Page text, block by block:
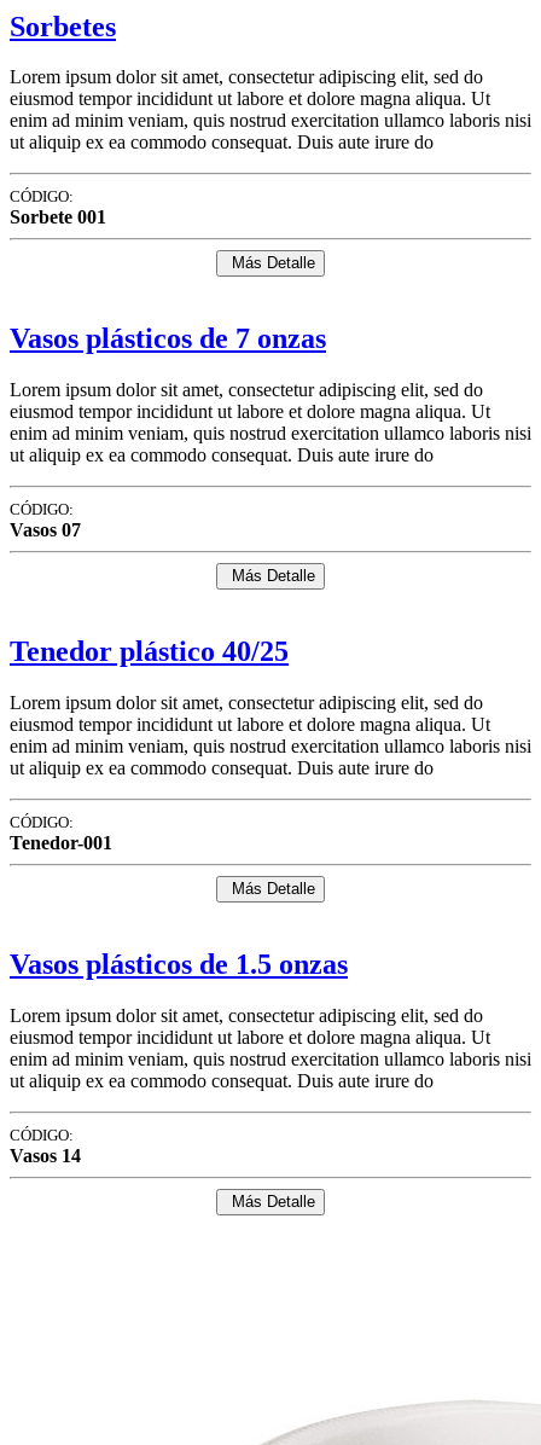
Sorbetes
Lorem ipsum dolor sit amet, consectetur adipiscing elit, sed do
eiusmod tempor incididunt ut labore et dolore magna aliqua. Ut
enim ad minim veniam, quis nostrud exercitation ullamco laboris nisi
ut aliquip ex ea commodo consequat. Duis aute irure do
CÓDIGO:
Sorbete 001
Más Detalle
Vasos plásticos de 7 onzas
Lorem ipsum dolor sit amet, consectetur adipiscing elit, sed do
eiusmod tempor incididunt ut labore et dolore magna aliqua. Ut
enim ad minim veniam, quis nostrud exercitation ullamco laboris nisi
ut aliquip ex ea commodo consequat. Duis aute irure do
CÓDIGO:
Vasos 07
Más Detalle
Tenedor plástico 40/25
Lorem ipsum dolor sit amet, consectetur adipiscing elit, sed do
eiusmod tempor incididunt ut labore et dolore magna aliqua. Ut
enim ad minim veniam, quis nostrud exercitation ullamco laboris nisi
ut aliquip ex ea commodo consequat. Duis aute irure do
CÓDIGO:
Tenedor-001
Más Detalle
Vasos plásticos de 1.5 onzas
Lorem ipsum dolor sit amet, consectetur adipiscing elit, sed do
eiusmod tempor incididunt ut labore et dolore magna aliqua. Ut
enim ad minim veniam, quis nostrud exercitation ullamco laboris nisi
ut aliquip ex ea commodo consequat. Duis aute irure do
CÓDIGO:
Vasos 14
Más Detalle